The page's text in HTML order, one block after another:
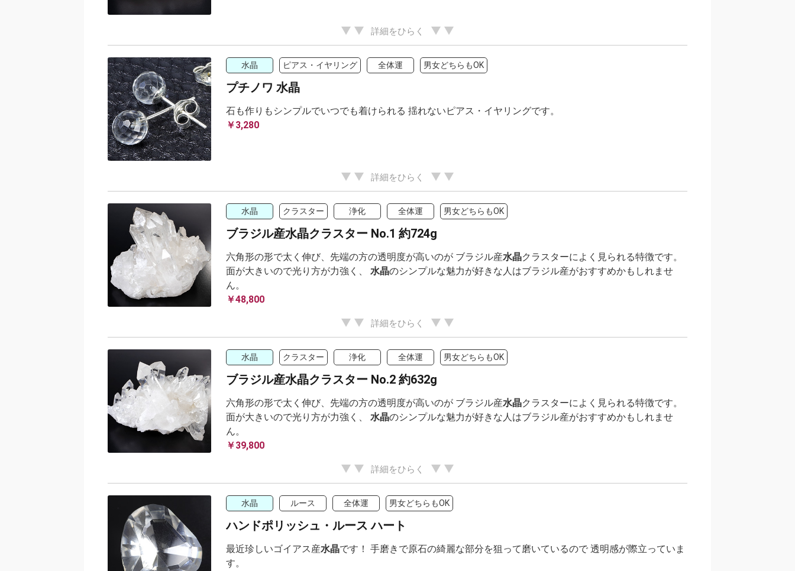
詳細をひらく
水晶 ピアス・イヤリング 全体運 男女どちらもOK
プチノワ 水晶
石も作りもシンプルでいつでも着けられる 揺れないピアス・イヤリングです。
￥3,280
詳細をひらく
水晶 クラスター 浄化 全体運 男女どちらもOK
ブラジル産水晶クラスター No.1 約724g
六角形の形で太く伸び、先端の方の透明度が高いのが ブラジル産水晶クラスターによく見られる特徴です。
面が大きいので光り方が力強く、 水晶のシンプルな魅力が好きな人はブラジル産がおすすめかもしれませ
ん。
￥48,800
詳細をひらく
水晶 クラスター 浄化 全体運 男女どちらもOK
ブラジル産水晶クラスター No.2 約632g
六角形の形で太く伸び、先端の方の透明度が高いのが ブラジル産水晶クラスターによく見られる特徴です。
面が大きいので光り方が力強く、 水晶のシンプルな魅力が好きな人はブラジル産がおすすめかもしれませ
ん。
￥39,800
詳細をひらく
水晶 ルース 全体運 男女どちらもOK
ハンドポリッシュ・ルース ハート
最近珍しいゴイアス産水晶です！ 手磨きで原石の綺麗な部分を狙って磨いているので 透明感が際立っていま
す。